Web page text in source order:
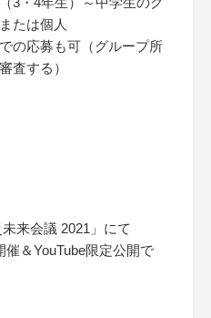
たは個人
の応募も可（グループ所
査する）
来会議 2021」にて
＆YouTube限定公開で